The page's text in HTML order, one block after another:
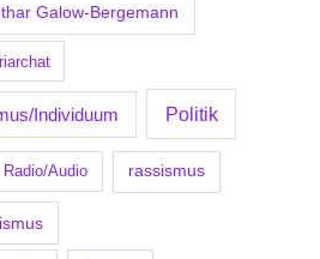
Galow-Bergemann
Individuum Politik
Radio/Audio rassismus